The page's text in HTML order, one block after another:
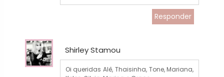
Responder
Shirley Stamou
Oi queridas Alê, Thaisinha, Tone, Mariana,